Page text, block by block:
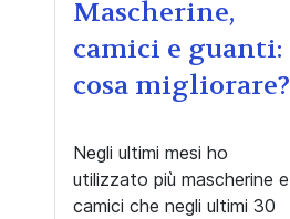
Mascherine,
camici e guanti:
cosa migliorare?
Negli ultimi mesi ho
utilizzato più mascherine e
camici che negli ultimi 30